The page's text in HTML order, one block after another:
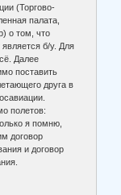
(Торгово-
палата,
о том, что
является б/у. Для
Далее
поставить
друга в
полетов:
я помню,
договор
и договор